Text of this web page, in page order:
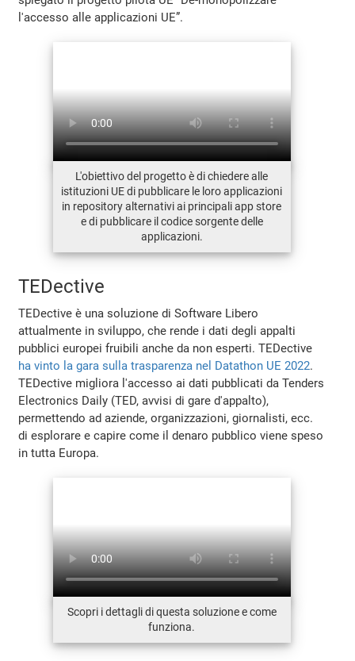
l'accesso alle applicazioni UE”.
L'obiettivo del progetto è di chiedere alle
istituzioni UE di pubblicare le loro applicazioni
in repository alternativi ai principali app store
e di pubblicare il codice sorgente delle
applicazioni.
TEDective
TEDective è una soluzione di Software Libero
attualmente in sviluppo, che rende i dati degli appalti
pubblici europei fruibili anche da non esperti. TEDective
ha vinto la gara sulla trasparenza nel Datathon UE 2022.
TEDective migliora l'accesso ai dati pubblicati da Tenders
Electronics Daily (TED, avvisi di gare d'appalto),
permettendo ad aziende, organizzazioni, giornalisti, ecc.
di esplorare e capire come il denaro pubblico viene speso
in tutta Europa.
Scopri i dettagli di questa soluzione e come
funziona.